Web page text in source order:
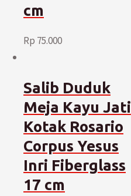
cm
Rp 75.000
Salib Duduk
Meja Kayu Jati
Kotak Rosario
Corpus Yesus
Inri Fiberglass
17 cm